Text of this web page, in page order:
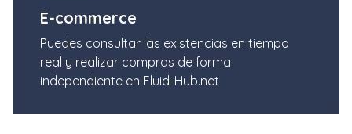
E-commerce
Puedes consultar las existencias en tiempo
real y realizar compras de forma
independiente en Fluid-Hub.net